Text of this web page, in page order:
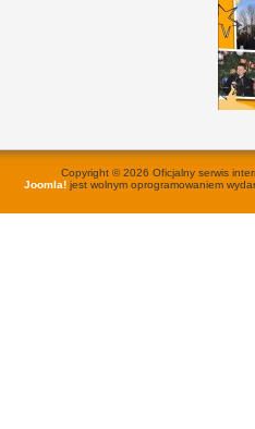
Copyright © 2026 Oficjalny serwis
Joomla!jest wolnym oprogramowaniem